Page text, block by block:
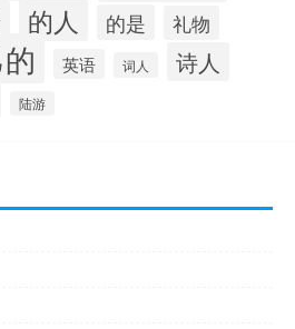
的人 的是
礼物
英语 词人 诗人
陆游